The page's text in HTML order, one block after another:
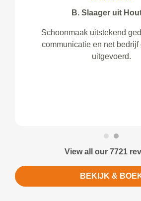
B. Slaager uit
Schoonmaak uitstekend
communicatie en net bedrijf
uitgevoerd.
View all our 7721
BEKIJK &